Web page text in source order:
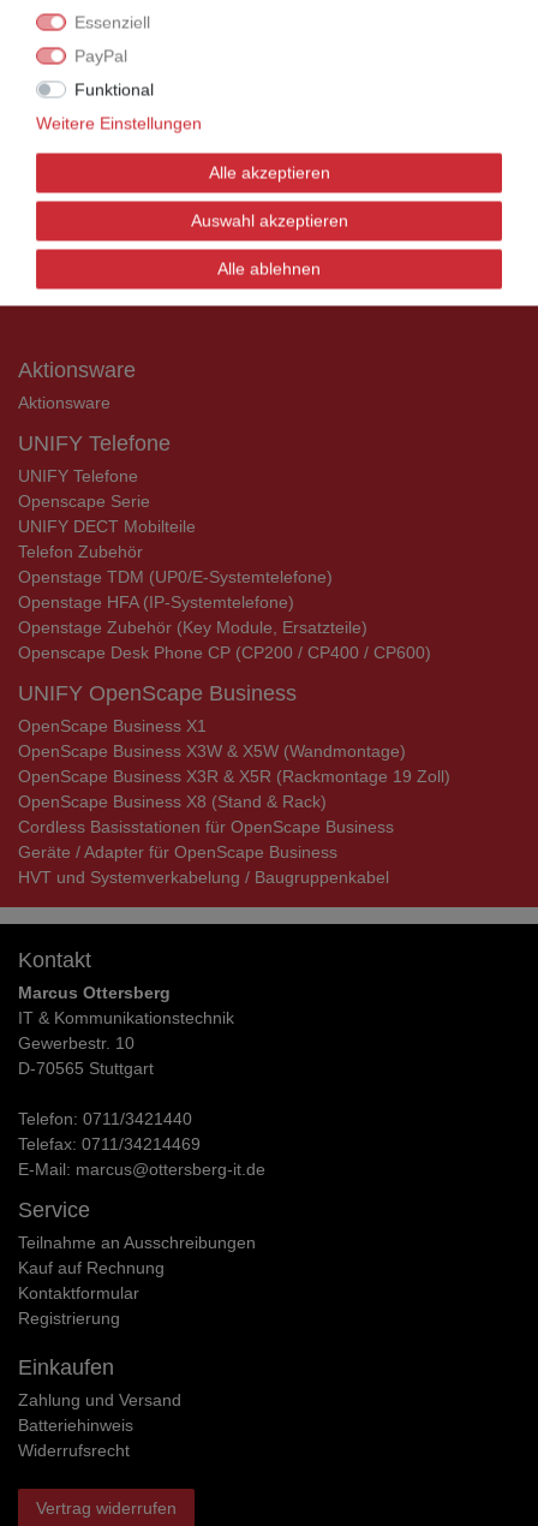
Nehmen Sie dazu einfach telefonisch oder per
UNIFY Mobilteile
UNIFY Mobilteile
Telefonkabel / Zubehör
Telefonkabel / Zubehör
Aktionsware
Aktionsware
UNIFY Telefone
UNIFY Telefone
Openscape Serie
UNIFY DECT Mobilteile
Telefon Zubehör
Openstage TDM (UP0/E-Systemtelefone)
Openstage HFA (IP-Systemtelefone)
Openstage Zubehör (Key Module, Ersatzteile)
Openscape Desk Phone CP (CP200 / CP400 / CP600)
UNIFY OpenScape Business
OpenScape Business X1
OpenScape Business X3W & X5W (Wandmontage)
OpenScape Business X3R & X5R (Rackmontage 19 Zoll)
OpenScape Business X8 (Stand & Rack)
Cordless Basisstationen für OpenScape Business
Geräte / Adapter für OpenScape Business
HVT und Systemverkabelung / Baugruppenkabel
Kontakt
Marcus Ottersberg
IT & Kommunikationstechnik
Gewerbestr. 10
D-70565 Stuttgart
Telefon: 0711/3421440
Telefax: 0711/34214469
E-Mail: marcus@ottersberg-it.de
Service
Teilnahme an Ausschreibungen
Kauf auf Rechnung
Kontaktformular
Registrierung
Einkaufen
Zahlung und Versand
Batteriehinweis
Widerrufs­recht
Vertrag widerrufen
Essenziell
PayPal
Funktional
Weitere Einstellungen
Alle akzeptieren
Auswahl akzeptieren
Alle ablehnen